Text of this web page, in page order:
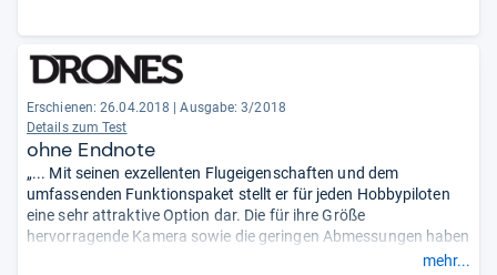
Erschienen: 26.04.2018 | Ausgabe: 3/2018
Details zum Test
ohne Endnote
„... Mit seinen exzellenten Flugeigenschaften und dem
umfassenden Funktionspaket stellt er für jeden Hobbypiloten
eine sehr attraktive Option dar. Die für ihre Größe
hervorragende Kamera sowie die geringen Abmessungen haben
mehr...